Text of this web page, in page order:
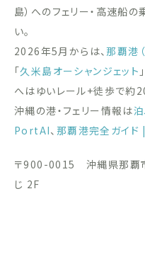
島）へのフェリー・高速船
い。
2026年5月からは、那覇港
「久米島オーシャンジェット
へはゆいレール+徒歩で約
沖縄の港・フェリー情報は
PortAI、 那覇港完全ガイ
〒900-0015 沖縄県那覇市
じ 2F